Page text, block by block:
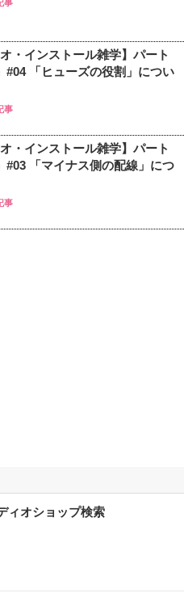
事
・インストール雑学】パート
#04 「ヒューズの役割」につい
事
・インストール雑学】パート
#03 「マイナス側の配線」につ
事
ィオショップ検索